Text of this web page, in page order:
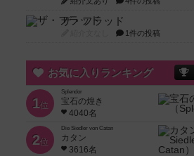
ザ・フラッド
1件の投稿
お気に入りランキング
1位
Splendor
宝石の煌き
4040名
2位
Die Siedler von Catan
カタン
3616名